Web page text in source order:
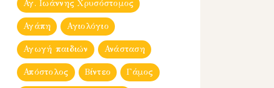
Αγ. Ιωάννης Χρυσόστομος
Αγάπη Αγιολόγιο
Αγωγή παιδιών Ανάσταση
Απόστολος Βίντεο Γάμος